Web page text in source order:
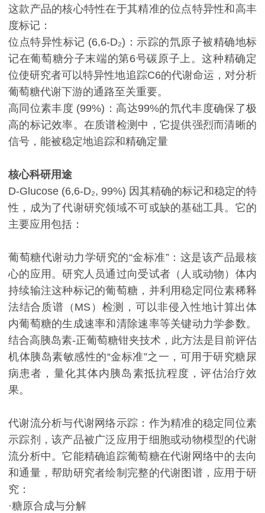
这款产品的核心特性在于其精准的位点特异性和高丰
度标记：
位点特异性标记 (6,6-D₂)：示踪的氘原子被精确地标
记在葡萄糖分子末端的第6号碳原子上。这种精确定
位使研究者可以特异性地追踪C6的代谢命运，对分析
葡萄糖代谢下游的通路至关重要。
高同位素丰度 (99%)：高达99%的氘代丰度确保了极
高的标记效率。在质谱检测中，它提供强烈而清晰的
信号，能被稳定地追踪和精确定量
核心科研用途
D-Glucose (6,6-D₂, 99%) 因其精确的标记和稳定的特
性，成为了代谢研究领域不可或缺的基础工具。它的
主要应用包括：
葡萄糖代谢动力学研究的“金标准”：这是该产品最核
心的应用。研究人员通过向受试者（人或动物）体内
持续输注这种标记的葡萄糖，并利用稳定同位素稀释
法结合质谱（MS）检测，可以非侵入性地计算出体
内葡萄糖的生成速率和清除速率等关键动力学参数。
结合高胰岛素-正葡萄糖钳夹技术，此方法是目前评估
机体胰岛素敏感性的“金标准”之一，可用于研究糖尿
病患者，量化其体内胰岛素抵抗程度，评估治疗效
果。
代谢流分析与代谢网络示踪：作为精准的稳定同位素
示踪剂，该产品被广泛应用于细胞或动物模型的代谢
流分析中。它能精确追踪葡萄糖在代谢网络中的去向
和通量，帮助研究者绘制完整的代谢图谱，应用于研
究：
·糖原合成与分解